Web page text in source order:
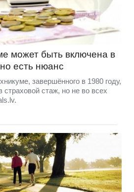
может быть включена в
есть нюанс
завершённого в 1980 году,
стаж, но не во всех